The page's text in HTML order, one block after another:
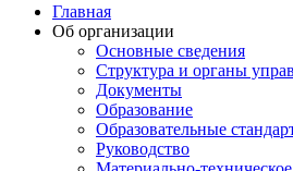
Главная
Об организации
Основные сведения
Структура и органы
Документы
Образование
Образовательные
Руководство